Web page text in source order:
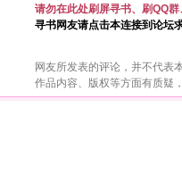
请勿在此处刷屏寻书、刷QQ
寻书网友请点击本连接到论坛
网友所发表的评论，并不代表
作品内容、版权等方面有质疑